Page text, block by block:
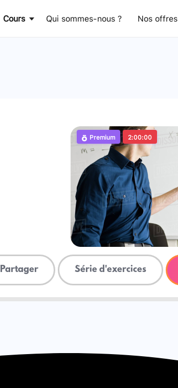
Cours Qui sommes-nous ? Nos offres
Premium 2:00:00
Partager Série d'exercices